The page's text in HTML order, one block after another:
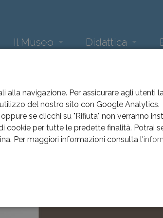
navigazione. Per assicurare agli utenti
del nostro sito con Google Analytics.
se clicchi su "Rifiuta" non verranno
cookie per tutte le predette finalità. Potrai
Per maggiori informazioni consulta l'
Il Museo
Sala Comuzzi
Sala Pajetta
Didattica
di un esercito
con Pino Scaccia